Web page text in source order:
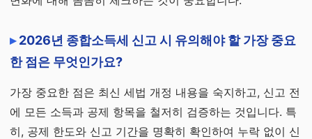
2026년 종합소득세 신고 시 유의해야 할 가장 중요
한 점은 무엇인가요?
가장 중요한 점은 최신 세법 개정 내용을 숙지하고, 신고 전
에 모든 소득과 공제 항목을 철저히 검증하는 것입니다. 특
히, 공제 한도와 신고 기간을 명확히 확인하여 누락 없이 신